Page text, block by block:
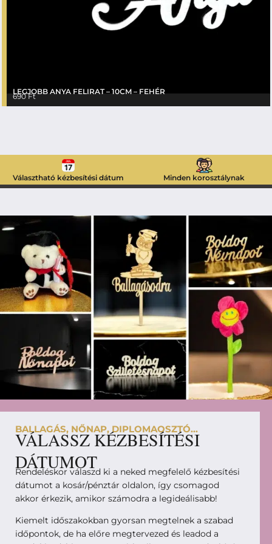
LEGJOBB ANYA FELIRAT – 10CM – FEHÉR
690Ft
Választható kézbesítési dátum Minden korosztálynak
BALLAGÁS, NŐNAP, DIPLOMAOSZTÓ...
VÁLASSZ KÉZBESÍTÉSI
DÁTUMOT
Rendeléskor válaszd ki a neked megfelelő kézbesítési
dátumot a kosár/pénztár oldalon, így csomagod
akkor érkezik, amikor számodra a legideálisabb!
Kiemelt időszakokban gyorsan megtelnek a szabad
időpontok, de ha előre megtervezed és leadod a